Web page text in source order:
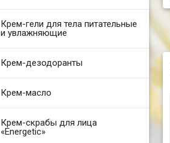
Крем-гели для тела питательные
и увлажняющие
Крем-дезодоранты
Крем-масло
Крем-скрабы для лица
«Energetic»